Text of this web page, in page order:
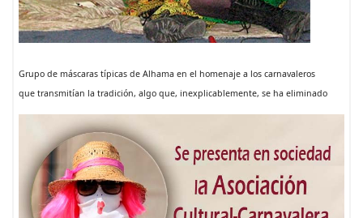
Grupo de máscaras típicas de Alhama en el homenaje a los carnavaleros
que transmitían la tradición, algo que, inexplicablemente, se ha eliminado